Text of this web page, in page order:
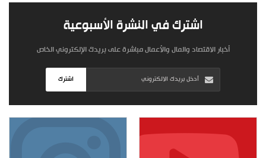
اشترك في النشرة الأسبوعية
أخبار الاقتصاد والمال والأعمال مباشرة على بريدك الإلكتروني الخاص
اشترك